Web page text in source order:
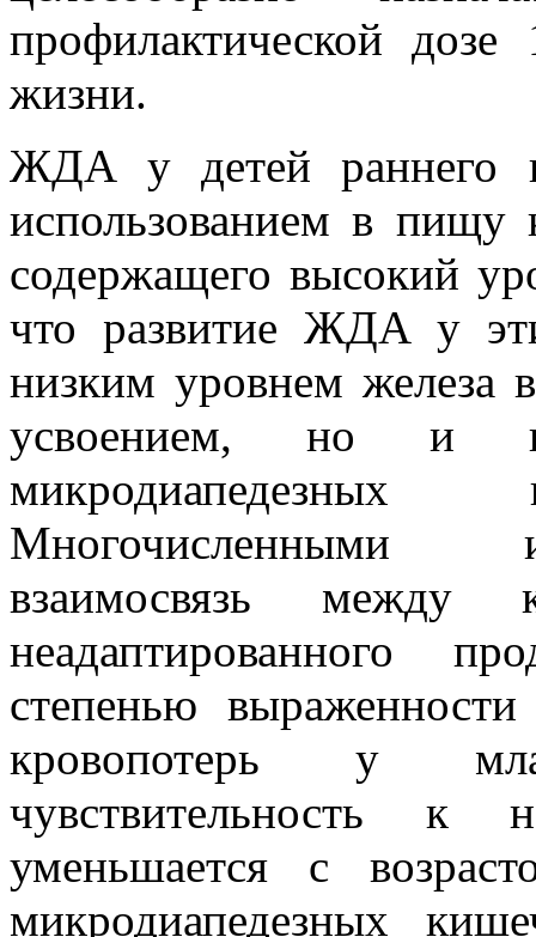
профилактической
жизни.
ЖДА у детей раннего
использованием в пищу
содержащего высокий
что развитие ЖДА у
низким уровнем железа
усвоением, но и
микродиапедезных
Многочисленными
взаимосвязь между
неадаптированного
степенью
кровопотерь у
чувствительность к
уменьшается с
микродиапедезных